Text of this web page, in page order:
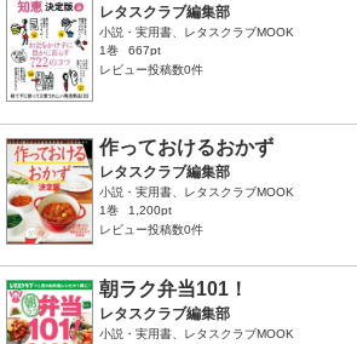
レタスクラブ編集部
小説・実用書、レタスクラブMOOK
1巻
667pt
レビュー投稿数0件
作っておけるおかず
レタスクラブ編集部
小説・実用書、レタスクラブMOOK
1巻
1,200pt
レビュー投稿数0件
朝ラク弁当101！
レタスクラブ編集部
小説・実用書、レタスクラブMOOK